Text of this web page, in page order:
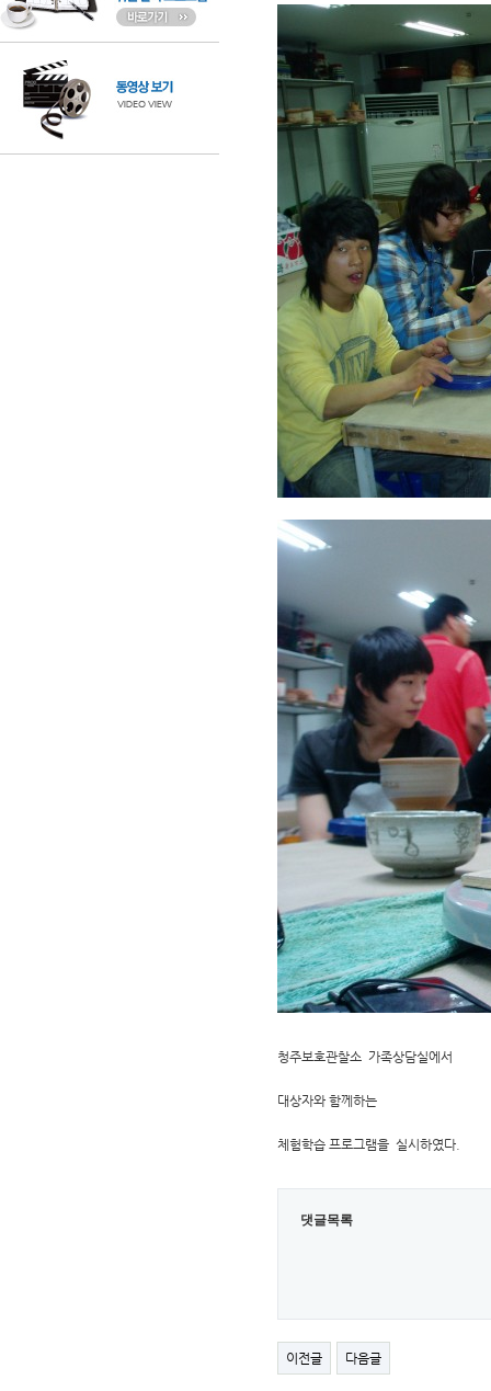
청주보호관찰소 가족상담실에서
대상자와 함께하는
체험학습 프로그램을 실시하였다.
댓글목록
이전글 다음글